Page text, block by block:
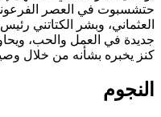
حتشسبوت في العصر
العثماني، وبشر الكتاتني
جديدة في العمل والحب،
كنز يخبره بشأنه من خلال
النجوم